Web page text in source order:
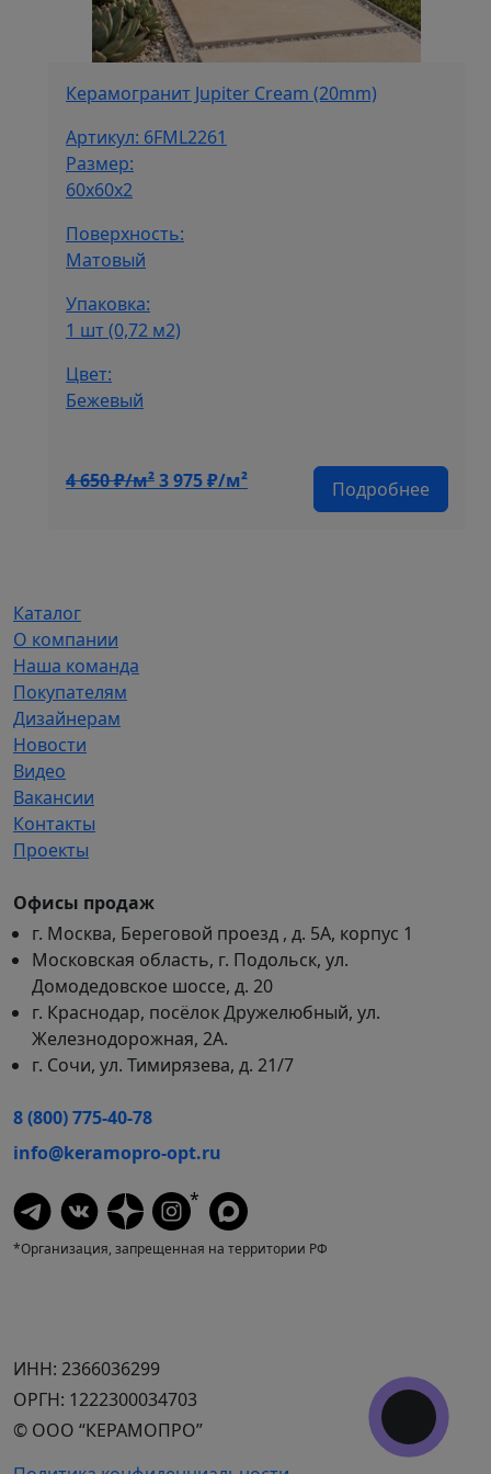
Керамогранит Jupiter Cream (20mm)
Артикул: 6FML2261
Размер:
60x60x2
Поверхность:
Матовый
Упаковка:
1 шт (0,72 м2)
Цвет:
Бежевый
Подробнее
4 650₽/м²Первоначальная
3 975₽/м²Текущая
ИНН: 2366036299
ОРГН: 1222300034703
© ООО “КЕРАМОПРО”
Каталог
О компании
Наша команда
Покупателям
Дизайнерам
Новости
Видео
Вакансии
Контакты
Проекты
Офисы продаж
г. Москва, Береговой проезд , д. 5А, корпус 1
Московская область, г. Подольск, ул.
Домодедовское шоссе, д. 20
г. Краснодар, посёлок Дружелюбный, ул.
Железнодорожная, 2А.
г. Сочи, ул. Тимирязева, д. 21/7
8 (800) 775-40-78
info@keramopro-opt.ru
*
*Организация, запрещенная на территории РФ